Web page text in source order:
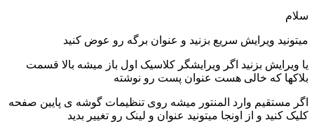
سلام
میتونید ویرایش سریع بزنید و عنوان برگه رو عوض کنید
یا ویرایش بزنید اگر ویرایشگر کلاسیک اول باز میشه بالا قسمت
بلاکها که خالی هست عنوان پست رو نوشته
اگر مستقیم وارد المنتور میشه روی تنظیمات گوشه ی پایین صفحه
کلیک کنید و از اونجا میتونید عنوان و لینک رو تغییر بدید